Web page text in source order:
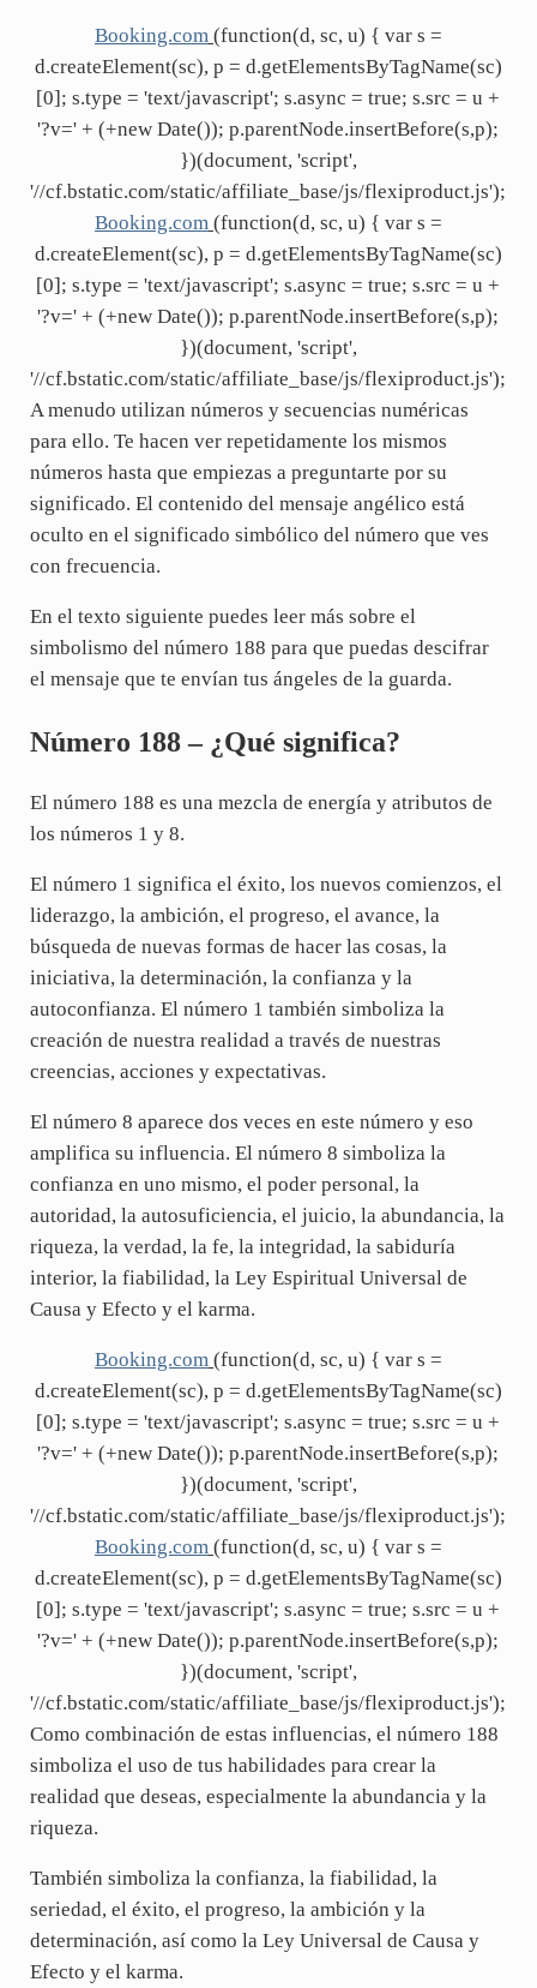
Booking.com (function(d, sc, u) { var s =
d.createElement(sc), p = d.getElementsByTagName(sc)
[0]; s.type = 'text/javascript'; s.async = true; s.src = u +
'?v=' + (+new Date()); p.parentNode.insertBefore(s,p);
})(document, 'script',
'//cf.bstatic.com/static/affiliate_base/js/flexiproduct.js');
Booking.com (function(d, sc, u) { var s =
d.createElement(sc), p = d.getElementsByTagName(sc)
[0]; s.type = 'text/javascript'; s.async = true; s.src = u +
'?v=' + (+new Date()); p.parentNode.insertBefore(s,p);
})(document, 'script',
'//cf.bstatic.com/static/affiliate_base/js/flexiproduct.js');
A menudo utilizan números y secuencias numéricas
para ello. Te hacen ver repetidamente los mismos
números hasta que empiezas a preguntarte por su
significado. El contenido del mensaje angélico está
oculto en el significado simbólico del número que ves
con frecuencia.
En el texto siguiente puedes leer más sobre el
simbolismo del número 188 para que puedas descifrar
el mensaje que te envían tus ángeles de la guarda.
Número 188 – ¿Qué significa?
El número 188 es una mezcla de energía y atributos de
los números 1 y 8.
El número 1 significa el éxito, los nuevos comienzos, el
liderazgo, la ambición, el progreso, el avance, la
búsqueda de nuevas formas de hacer las cosas, la
iniciativa, la determinación, la confianza y la
autoconfianza. El número 1 también simboliza la
creación de nuestra realidad a través de nuestras
creencias, acciones y expectativas.
El número 8 aparece dos veces en este número y eso
amplifica su influencia. El número 8 simboliza la
confianza en uno mismo, el poder personal, la
autoridad, la autosuficiencia, el juicio, la abundancia, la
riqueza, la verdad, la fe, la integridad, la sabiduría
interior, la fiabilidad, la Ley Espiritual Universal de
Causa y Efecto y el karma.
Booking.com (function(d, sc, u) { var s =
d.createElement(sc), p = d.getElementsByTagName(sc)
[0]; s.type = 'text/javascript'; s.async = true; s.src = u +
'?v=' + (+new Date()); p.parentNode.insertBefore(s,p);
})(document, 'script',
'//cf.bstatic.com/static/affiliate_base/js/flexiproduct.js');
Booking.com (function(d, sc, u) { var s =
d.createElement(sc), p = d.getElementsByTagName(sc)
[0]; s.type = 'text/javascript'; s.async = true; s.src = u +
'?v=' + (+new Date()); p.parentNode.insertBefore(s,p);
})(document, 'script',
'//cf.bstatic.com/static/affiliate_base/js/flexiproduct.js');
Como combinación de estas influencias, el número 188
simboliza el uso de tus habilidades para crear la
realidad que deseas, especialmente la abundancia y la
riqueza.
También simboliza la confianza, la fiabilidad, la
seriedad, el éxito, el progreso, la ambición y la
determinación, así como la Ley Universal de Causa y
Efecto y el karma.